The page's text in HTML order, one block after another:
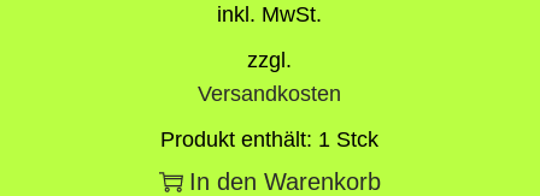
inkl. MwSt.
zzgl.
Versandkosten
Produkt enthält: 1 Stck
In den Warenkorb